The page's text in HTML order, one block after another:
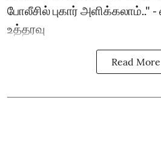
போலீசில் புகார் அளிக்கலாம்.."
உத்தரவு
Read More